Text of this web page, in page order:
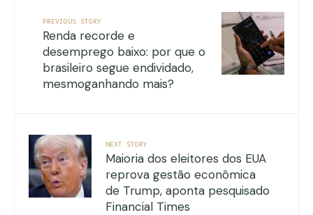
PREVIOUS STORY
Renda recorde e
desemprego baixo: por que o
brasileiro segue endividado,
mesmoganhando mais?
NEXT STORY
Maioria dos eleitores dos EUA
reprova gestão econômica
de Trump, aponta pesquisado
Financial Times